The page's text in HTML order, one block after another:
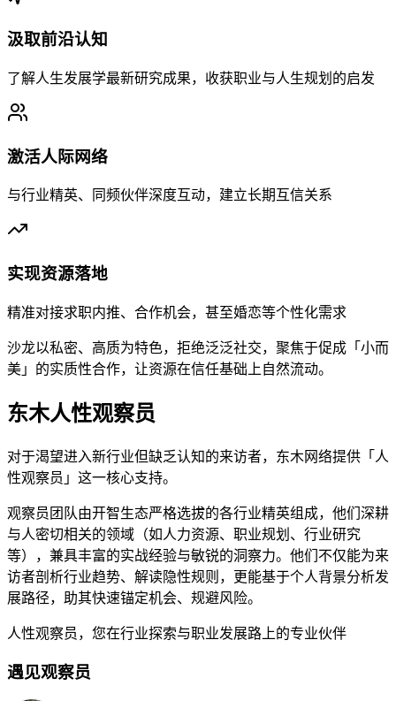
汲取前沿认知
了解人生发展学最新研究成果，收获职业与人生规划的启发
激活人际网络
与行业精英、同频伙伴深度互动，建立长期互信关系
实现资源落地
精准对接求职内推、合作机会，甚至婚恋等个性化需求
沙龙以私密、高质为特色，拒绝泛泛社交，聚焦于促成「小而
美」的实质性合作，让资源在信任基础上自然流动。
东木人性观察员
对于渴望进入新行业但缺乏认知的来访者，东木网络提供「人
性观察员」这一核心支持。
观察员团队由开智生态严格选拔的各行业精英组成，他们深耕
与人密切相关的领域（如人力资源、职业规划、行业研究
等），兼具丰富的实战经验与敏锐的洞察力。他们不仅能为来
访者剖析行业趋势、解读隐性规则，更能基于个人背景分析发
展路径，助其快速锚定机会、规避风险。
人性观察员，您在行业探索与职业发展路上的专业伙伴
遇见观察员